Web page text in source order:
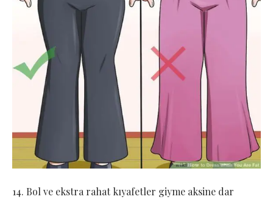
14. Bol ve ekstra rahat kıyafetler giyme aksine dar